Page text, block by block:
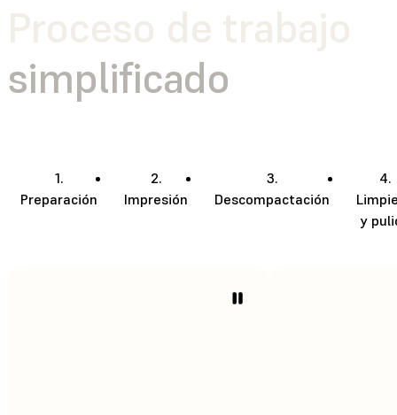
Proceso de trabajo
simplificado
1.
Preparación
2.
Impresión
3.
Descompactación
4.
y